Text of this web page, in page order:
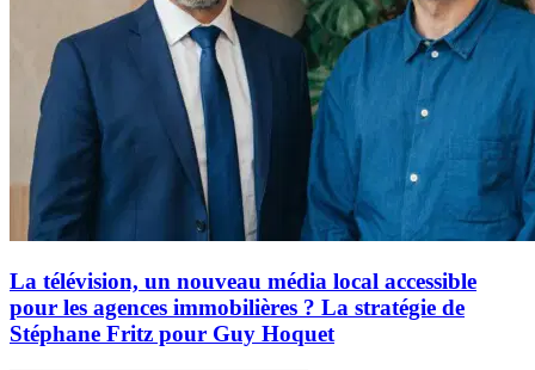
La télévision, un nouveau média local accessible
pour les agences immobilières ? La stratégie de
Stéphane Fritz pour Guy Hoquet